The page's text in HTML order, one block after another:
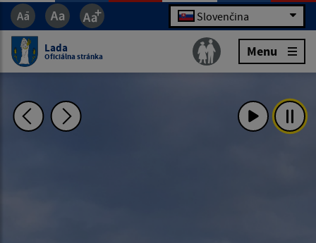
Slovenčina
Lada
Oficiálna stránka Menu